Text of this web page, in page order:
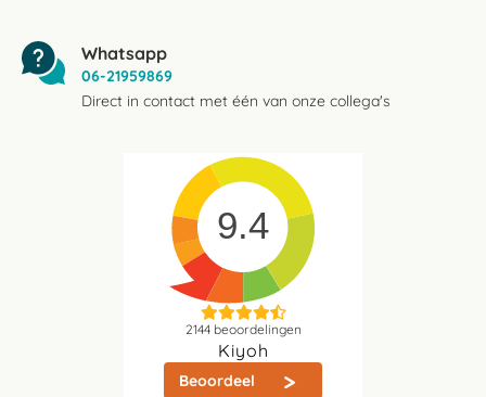
Whatsapp
06-21959869
Direct in contact met één van onze collega's
9.4
2144beoordelingen
Kiyoh
Beoordeel